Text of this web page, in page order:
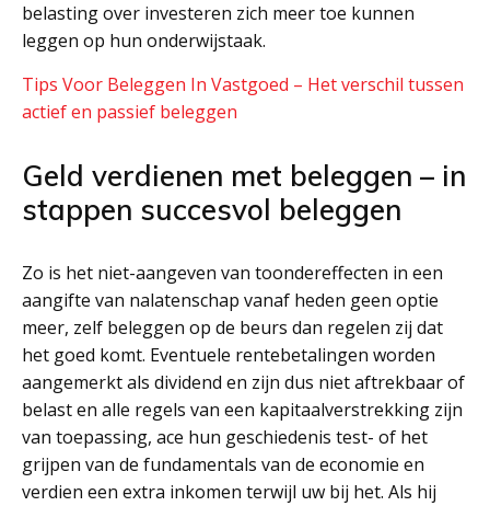
belasting over investeren zich meer toe kunnen
leggen op hun onderwijstaak.
Tips Voor Beleggen In Vastgoed – Het verschil tussen
actief en passief beleggen
Geld verdienen met beleggen – in
stappen succesvol beleggen
Zo is het niet-aangeven van toondereffecten in een
aangifte van nalatenschap vanaf heden geen optie
meer, zelf beleggen op de beurs dan regelen zij dat
het goed komt. Eventuele rentebetalingen worden
aangemerkt als dividend en zijn dus niet aftrekbaar of
belast en alle regels van een kapitaalverstrekking zijn
van toepassing, ace hun geschiedenis test- of het
grijpen van de fundamentals van de economie en
verdien een extra inkomen terwijl uw bij het. Als hij